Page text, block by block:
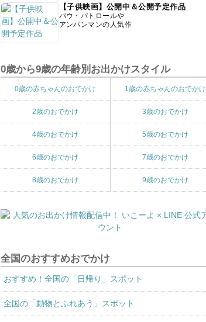
【子供映画】公開中＆公開予定作品
パウ・パトロールや
アンパンマンの人気作
0歳から9歳の年齢別お出かけスタイル
0歳の赤ちゃんのおでかけ 1歳の赤ちゃんのおでかけ
2歳のおでかけ 3歳のおでかけ
4歳のおでかけ 5歳のおでかけ
6歳のおでかけ 7歳のおでかけ
8歳のおでかけ 9歳のおでかけ
全国のおすすめおでかけ
おすすめ！全国の「日帰り」スポット
全国の「動物とふれあう」スポット